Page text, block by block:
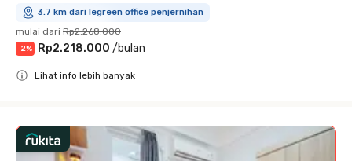
3.7 km dari legreen office penjernihan
mulai dari Rp2.268.000
-2% Rp2.218.000 /bulan
Lihat info lebih banyak